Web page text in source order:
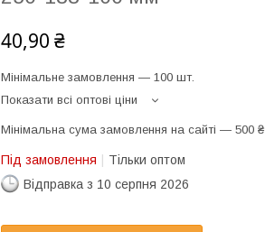
40,90 ₴
Мінімальне замовлення — 100 шт.
Показати всі оптові ціни
Мінімальна сума замовлення на сайті — 500 ₴
Під замовлення
Тільки оптом
Відправка з 10 серпня 2026